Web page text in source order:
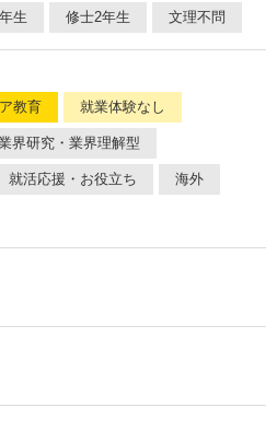
生 修士2年生 文理不問
教育 就業体験なし
界研究・業界理解型
就活応援・お役立ち 海外